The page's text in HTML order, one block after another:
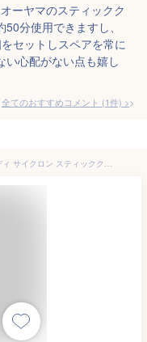
ーヤマのスティックク
分使用できますし、
セットしスペアを常に
い心配がない点も嬉し
全てのおすすめコメント (1件) >
アイリスオーヤマ 掃除機 コードレス ハンディ サイクロン スティッククリーナー 静電モップ・スタンド付き 強力吸引 軽量 LEDライト付パワーヘッド メーカー保証付き ダストカップ丸洗いOK 2WAY すき間ノズル レッド IC-SLDCP10-R